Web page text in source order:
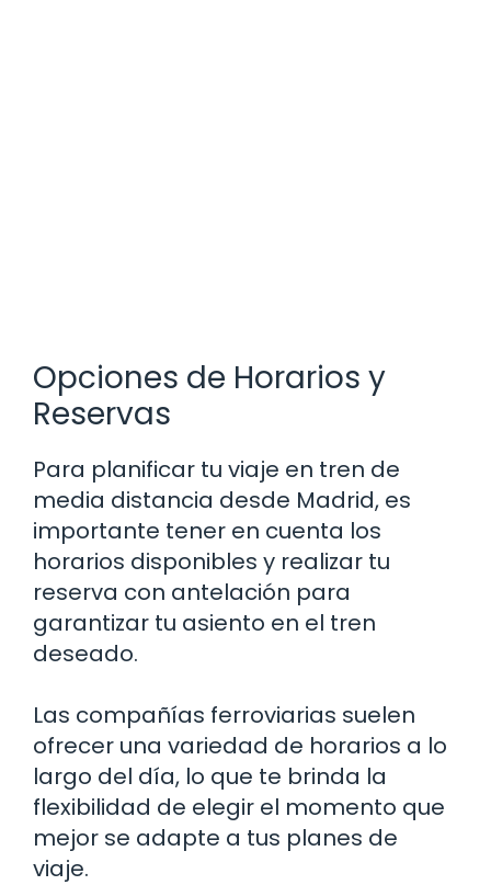
Opciones de Horarios y
Reservas
Para planificar tu viaje en tren de
media distancia desde Madrid, es
importante tener en cuenta los
horarios disponibles y realizar tu
reserva con antelación para
garantizar tu asiento en el tren
deseado.
Las compañías ferroviarias suelen
ofrecer una variedad de horarios a lo
largo del día, lo que te brinda la
flexibilidad de elegir el momento que
mejor se adapte a tus planes de
viaje.